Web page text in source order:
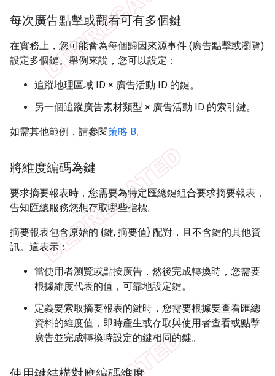
每次廣告點擊或觀看可有多個鍵
在實務上，您可能會為每個歸因來源事件 (廣告點擊或瀏覽)
設定多個鍵。舉例來說，您可以設定：
追蹤地理區域 ID × 廣告活動 ID 的鍵。
另一個追蹤廣告素材類型 × 廣告活動 ID 的索引鍵。
如需其他範例，請參閱策略 B。
將維度編碼為鍵
要求摘要報表時，您需要為特定匯總鍵組合要求摘要報表，
告知匯總服務您想存取哪些指標。
摘要報表包含原始的 {鍵, 摘要值} 配對，且不含鍵的其他資
訊。這表示：
當使用者瀏覽或點按廣告，然後完成轉換時，您需要
根據維度代表的值，可靠地設定鍵。
定義要索取摘要報表的鍵時，您需要根據要查看匯總
資料的維度值，即時產生或存取與使用者查看或點擊
廣告並完成轉換時設定的鍵相同的鍵。